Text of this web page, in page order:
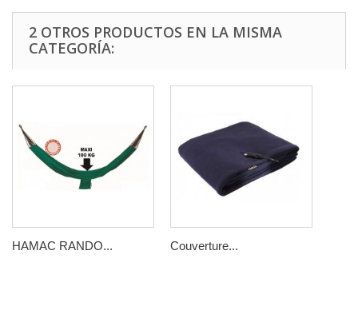
2 OTROS PRODUCTOS EN LA MISMA
CATEGORÍA:
HAMAC RANDO... Couverture...